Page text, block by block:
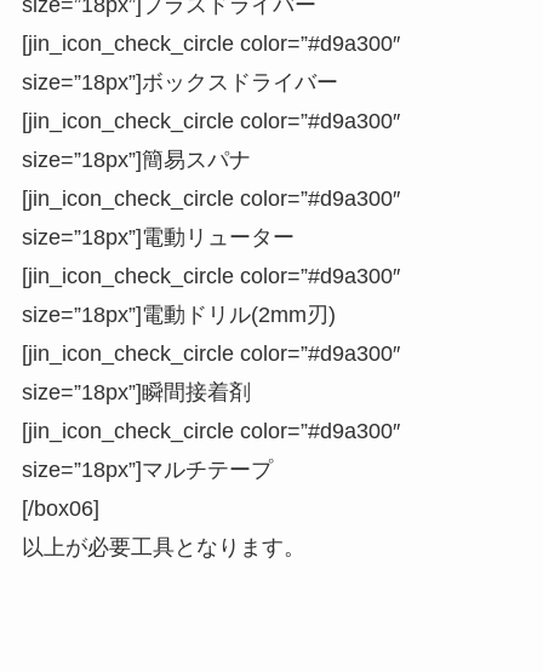
[jin_icon_check_circle color=”#d9a300″
size=”18px”]ボックスドライバー
[jin_icon_check_circle color=”#d9a300″
size=”18px”]簡易スパナ
[jin_icon_check_circle color=”#d9a300″
size=”18px”]電動リューター
[jin_icon_check_circle color=”#d9a300″
size=”18px”]電動ドリル(2mm刃)
[jin_icon_check_circle color=”#d9a300″
size=”18px”]瞬間接着剤
[jin_icon_check_circle color=”#d9a300″
size=”18px”]マルチテープ
[/box06]
以上が必要工具となります。